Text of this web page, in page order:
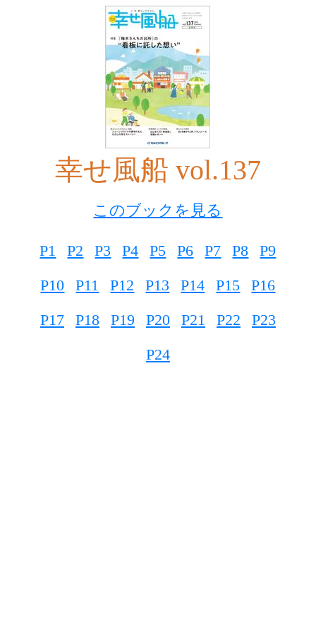
幸せ風船 vol.137
このブックを見る
P1 P2 P3 P4 P5 P6 P7 P8
P9
P10
P11 P12 P13 P14 P15
P16
P17
P18 P19 P20 P21 P22
P23
P24